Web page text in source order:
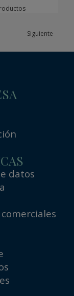
Siguiente
datos